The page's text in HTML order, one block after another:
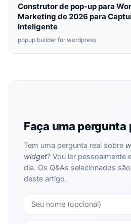
Construtor de pop-up para
Marketing de 2026 para
Inteligente
popup builder for wordpress
Faça uma pergunta
Tem uma pergunta real sobre
widget? Vou ler pessoalmente
dia. Os Q&As selecionados
deste artigo.